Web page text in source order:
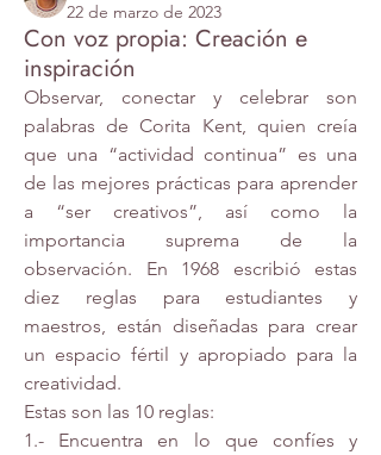
22 de marzo de 2023
Con voz propia: Creación e
inspiración
Observar, conectar y celebrar son
palabras de Corita Kent, quien creía
que una “actividad continua” es una
de las mejores prácticas para aprender
a “ser creativos”, así como la
importancia suprema de la
observación. En 1968 escribió estas
diez reglas para estudiantes y
maestros, están diseñadas para crear
un espacio fértil y apropiado para la
creatividad.
Estas son las 10 reglas:
1.- Encuentra en lo que confíes y